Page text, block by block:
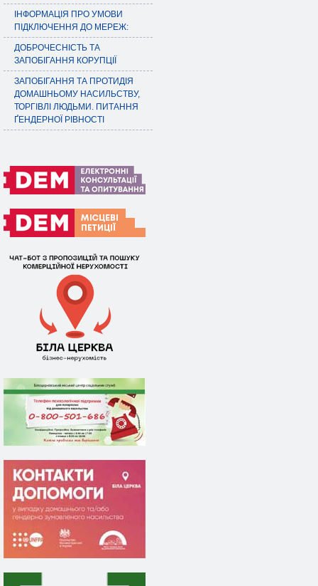
ІНФОРМАЦІЯ ПРО УМОВИ
ПІДКЛЮЧЕННЯ ДО МЕРЕЖ:
ДОБРОЧЕСНІСТЬ ТА
ЗАПОБІГАННЯ КОРУПЦІЇ
ЗАПОБІГАННЯ ТА ПРОТИДІЯ
ДОМАШНЬОМУ НАСИЛЬСТВУ,
ТОРГІВЛІ ЛЮДЬМИ. ПИТАННЯ
ҐЕНДЕРНОЇ РІВНОСТІ